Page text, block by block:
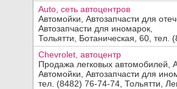
Auto, сеть автоцентров
Автомойки, Автозапчасти для
Автозапчасти для иномарок,
Тольятти, Ботаническая, 60,
Chevrolet, автоцентр
Продажа легковых автомобилей,
Автомойки, Автозапчасти для
тел. (8482) 76-74-74, Тольятти,